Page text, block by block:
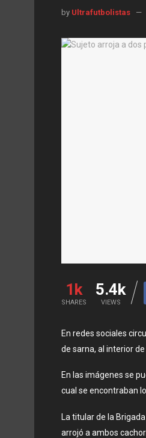
by Ultrafutbolistas
1k
SHARES
5.4k
VIEWS
En redes sociales
de sarna, al interior
En las imágenes se
cual se encontraban
La titular de la
arrojó a ambos